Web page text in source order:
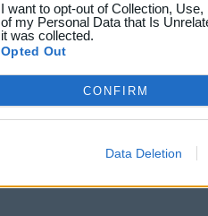
I want to opt-out of Collection,
of my Personal Data that Is
it was collected.
Opted Out
CONFIRM
Data Deletion